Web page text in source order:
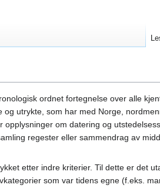
ordnet fortegnelse over alle
utrykte, som har med Norge,
om datering og
regester eller sammendrag av
etter indre kriterier. Til dette er det
som var tidens egne (f.eks.